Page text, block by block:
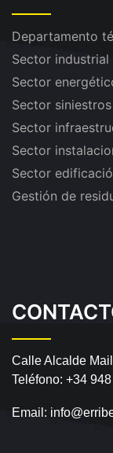
Departamento
Sector industrial
Sector
Sector siniestros
Sector
Sector
Sector
Gestión de
Calle Alcalde
Teléfono: +34
Email: